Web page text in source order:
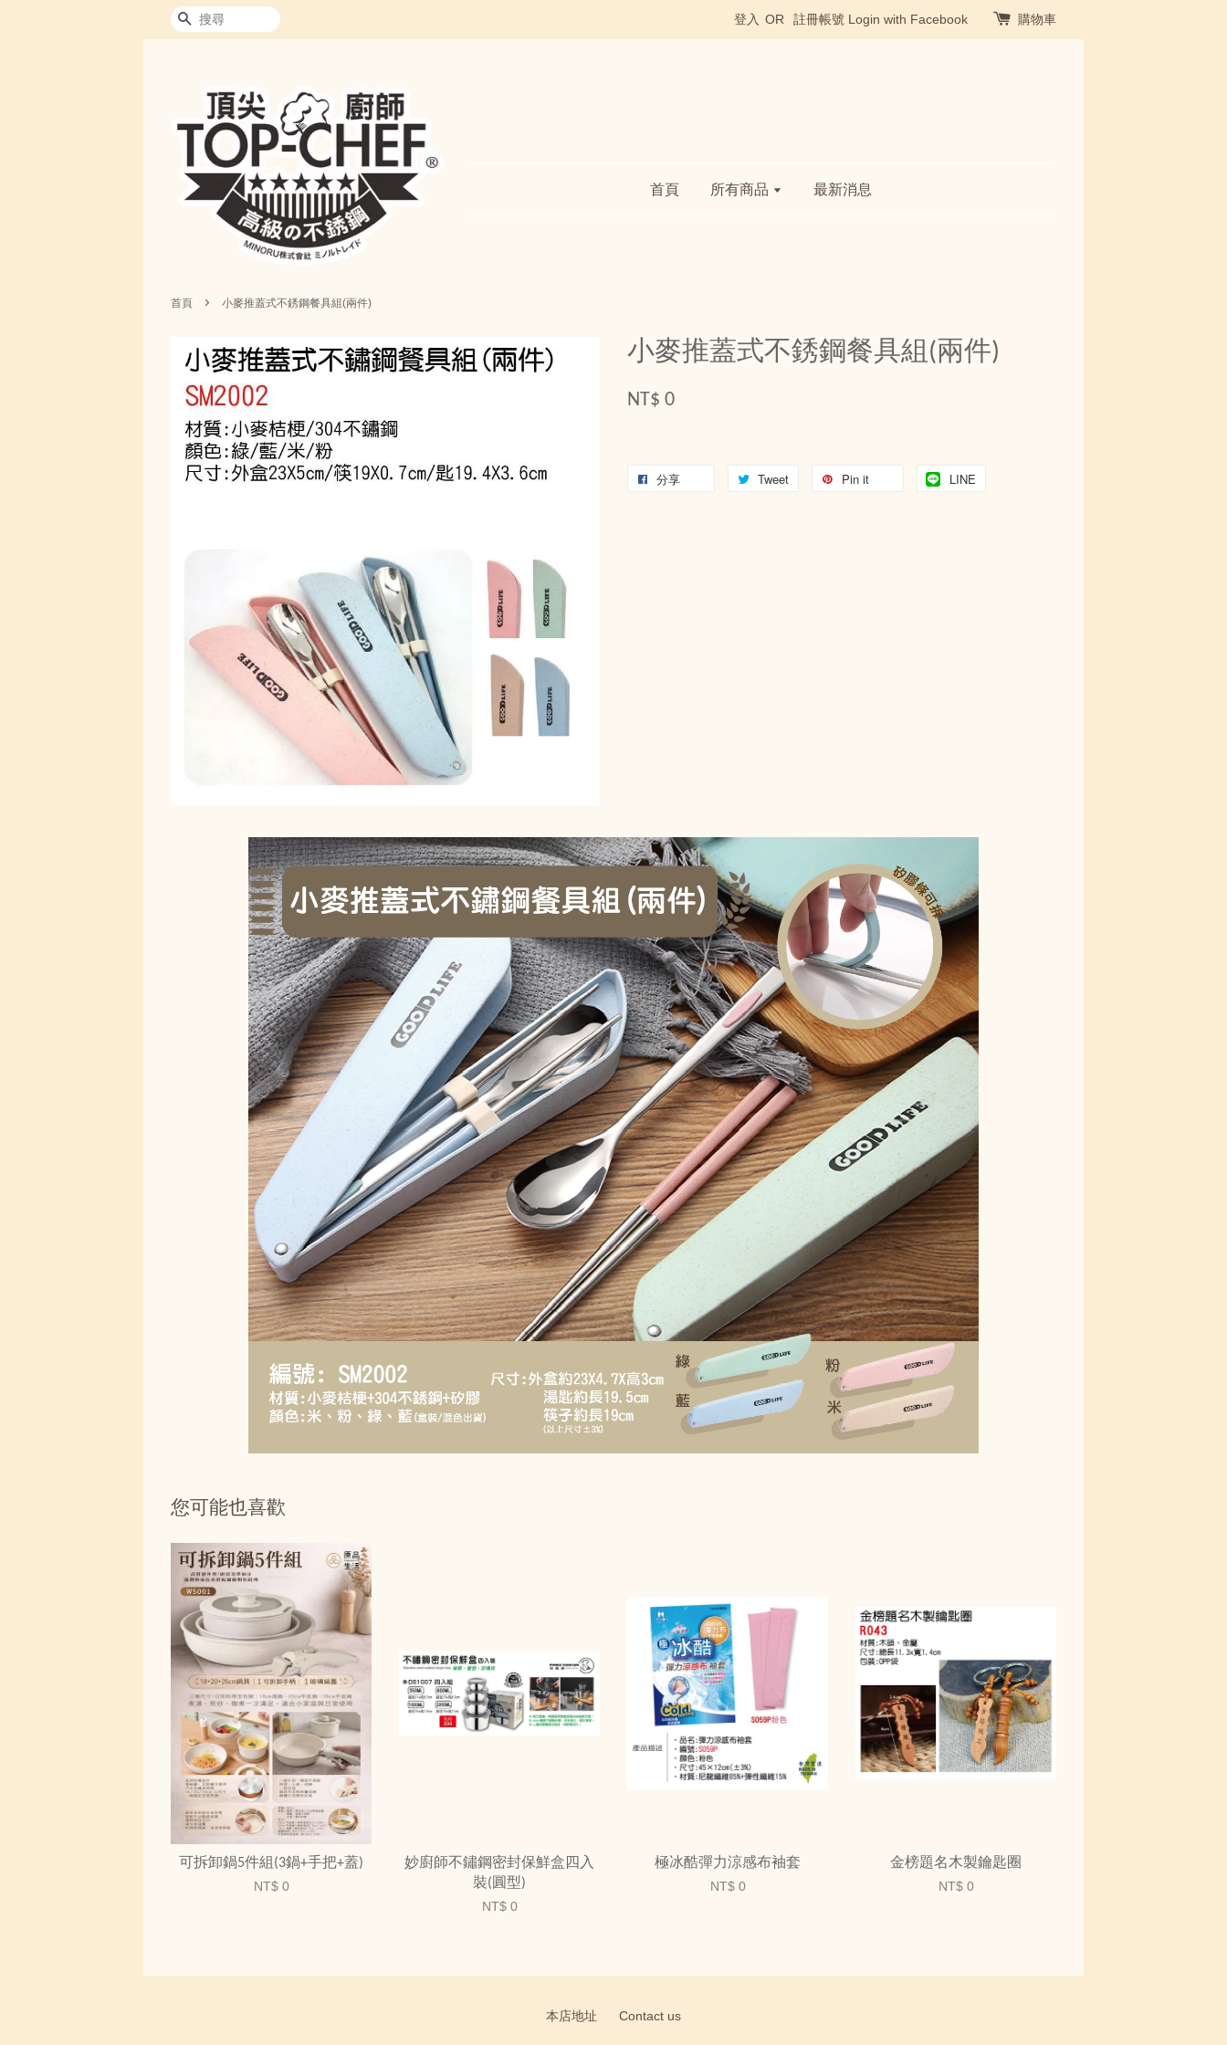
搜尋 登入 OR 註冊帳號 Login with Facebook 購物車
首頁 所有商品 最新消息
首頁 › 小麥推蓋式不銹鋼餐具組(兩件)
小麥推蓋式不銹鋼餐具組(兩件)
NT$ 0
分享 Tweet Pin it LINE
您可能也喜歡
可拆卸鍋5件組(3鍋+手把+蓋)
NT$ 0
妙廚師不鏽鋼密封保鮮盒四入
裝(圓型)
NT$ 0
極冰酷彈力涼感布袖套
NT$ 0
金榜題名木製鑰匙圈
NT$ 0
本店地址 Contact us